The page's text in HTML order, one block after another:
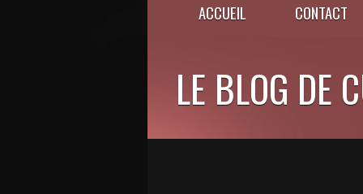
ACCUEIL CONTACT
LE BLOG DE